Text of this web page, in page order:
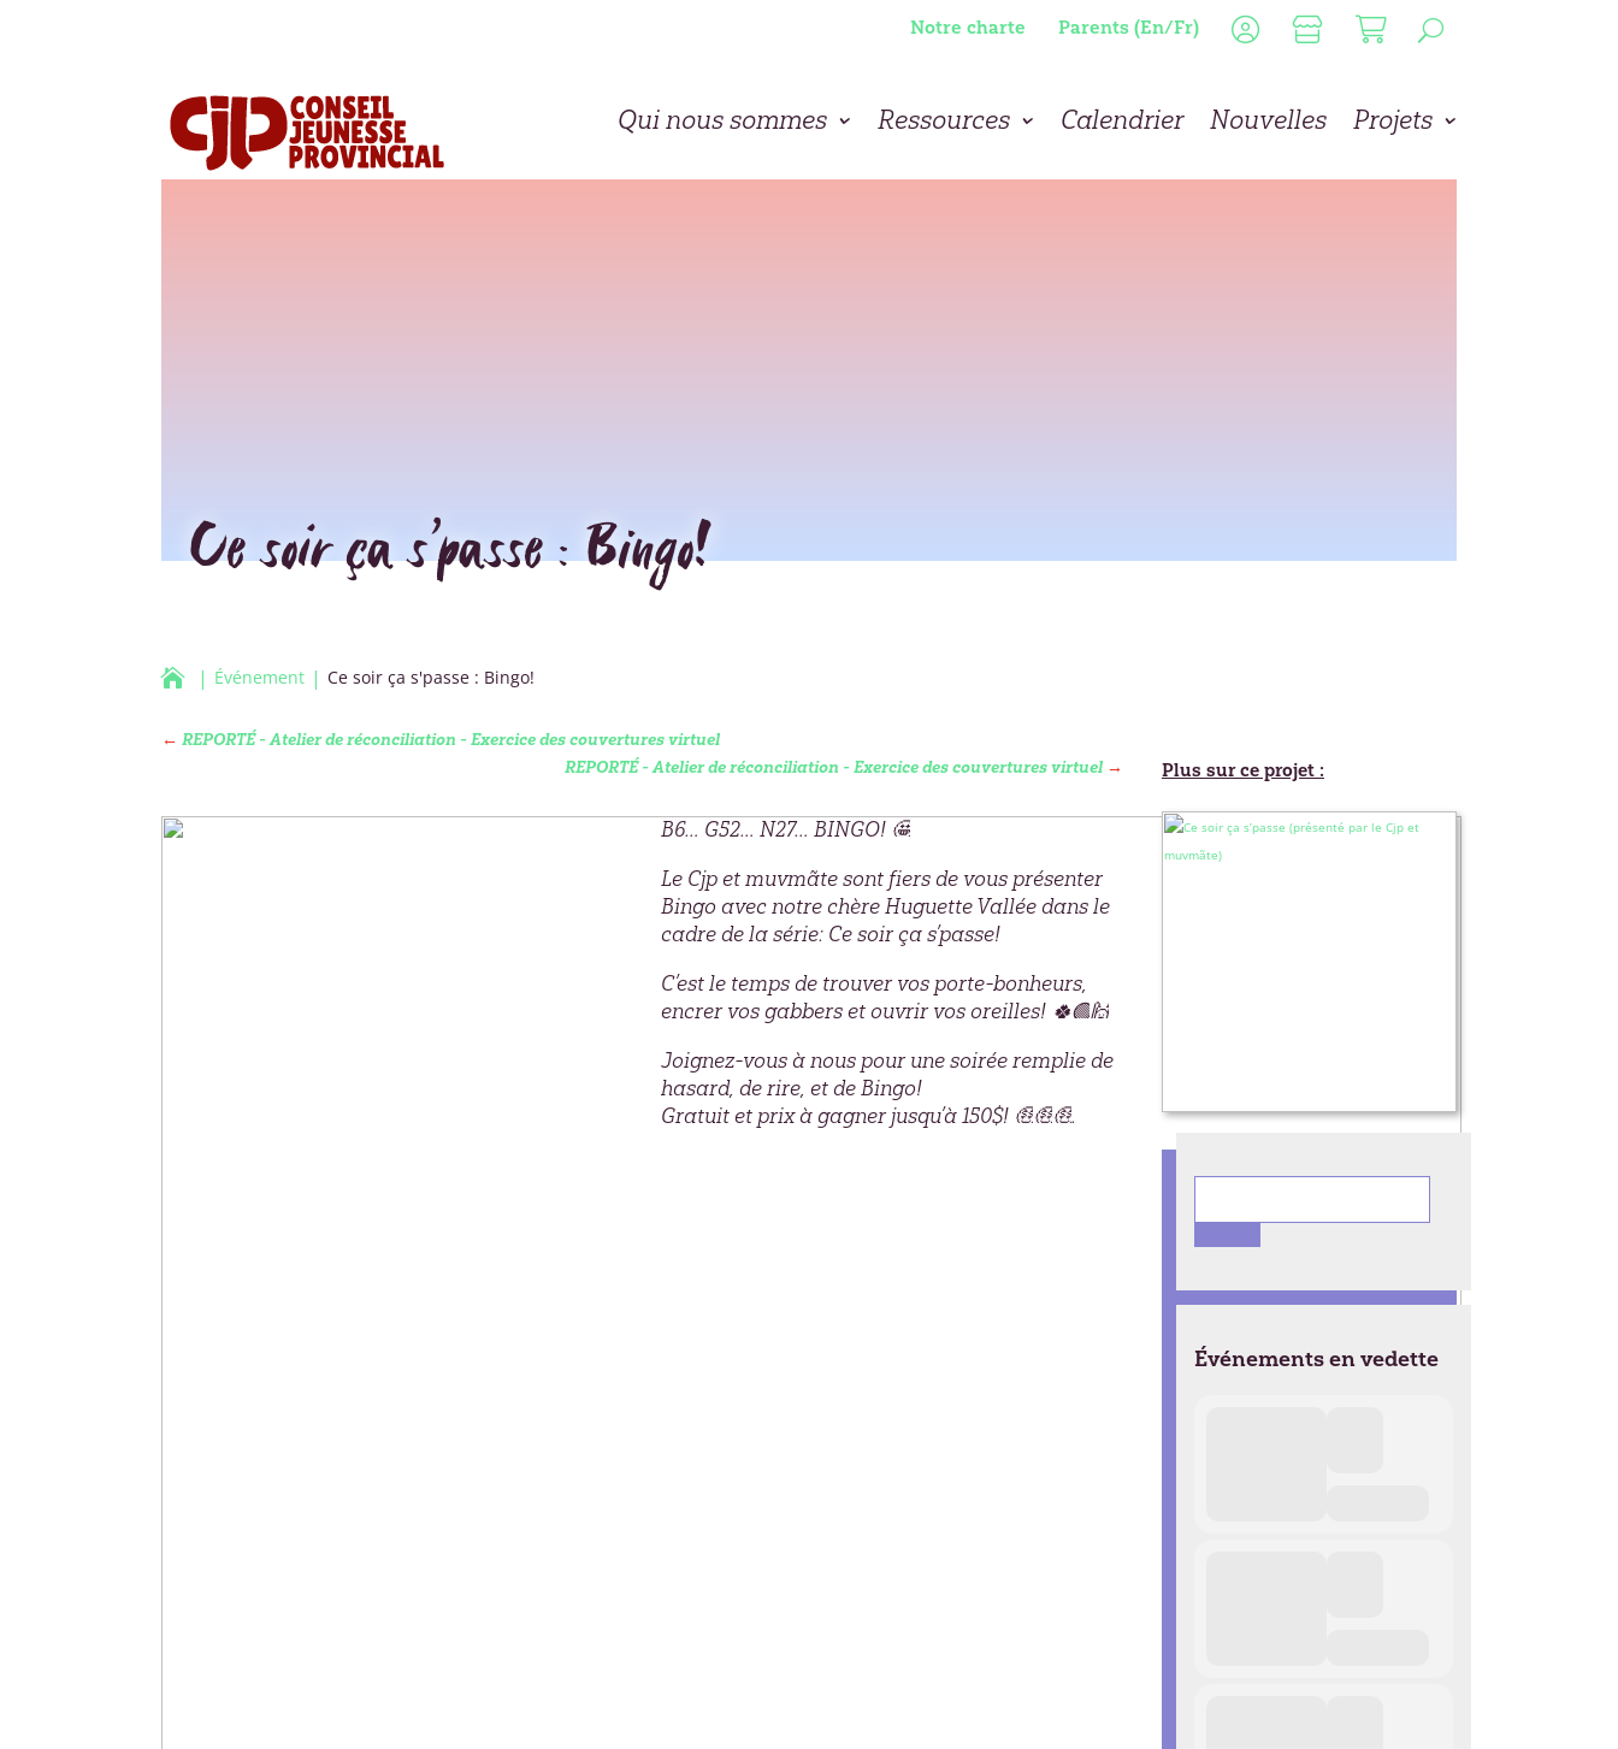
Notre charte Parents (En/Fr)
Qui nous sommes Ressources Calendrier Nouvelles Projets
Ce soir ça s’passe : Bingo!
 Événement Ce soir ça s'passe : Bingo!
←REPORTÉ - Atelier de réconciliation - Exercice des couvertures virtuel
REPORTÉ - Atelier de réconciliation - Exercice des couvertures virtuel→
B6… G52… N27… BINGO!
Le Cjp et muvmãte sont fiers de vous présenter
Bingo avec notre chère Huguette Vallée dans le
cadre de la série: Ce soir ça s’passe!
C’est le temps de trouver vos porte-bonheurs,
encrer vos gabbers et ouvrir vos oreilles!
Joignez-vous à nous pour une soirée remplie de
hasard, de rire, et de Bingo!
Gratuit et prix à gagner jusqu’à 150$!
.
Plus sur ce projet :
(présenté par le Cjp et
muvmãte)
Événements en vedette